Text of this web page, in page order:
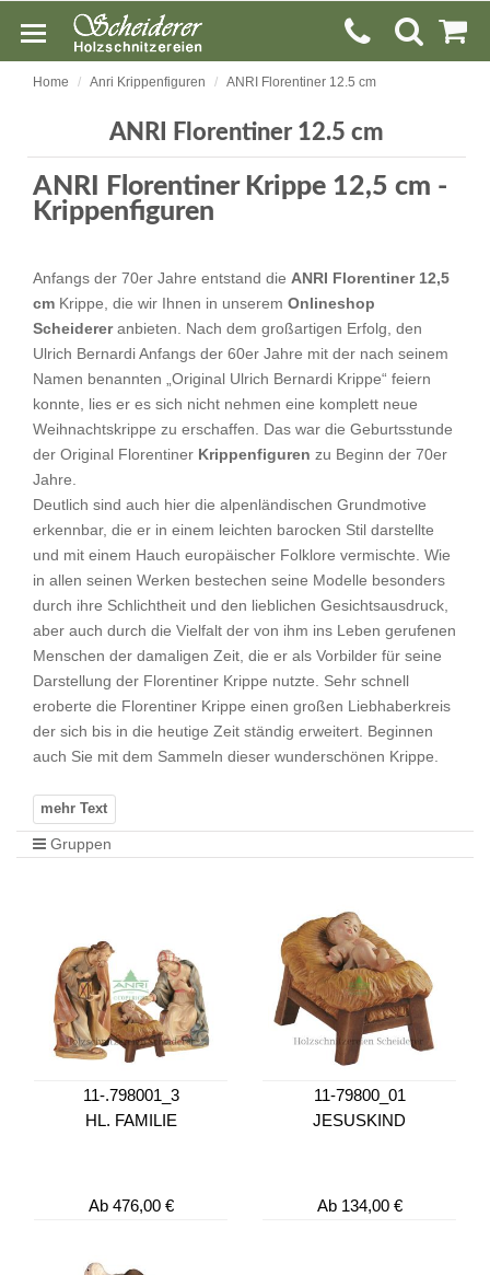
Home Anri Krippenfiguren ANRI Florentiner 12.5 cm
ANRI Florentiner 12.5 cm
ANRI Florentiner Krippe 12,5 cm -
Krippenfiguren
Anfangs der 70er Jahre entstand die ANRI Florentiner 12,5
cm Krippe, die wir Ihnen in unserem Onlineshop
Scheidereranbieten. Nach dem großartigen Erfolg, den
Ulrich Bernardi Anfangs der 60er Jahre mit der nach seinem
Namen benannten „Original Ulrich Bernardi Krippe“ feiern
konnte, lies er es sich nicht nehmen eine komplett neue
Weihnachtskrippe zu erschaffen. Das war die Geburtsstunde
der Original Florentiner Krippenfiguren zu Beginn der 70er
Jahre.
Deutlich sind auch hier die alpenländischen Grundmotive
erkennbar, die er in einem leichten barocken Stil darstellte
und mit einem Hauch europäischer Folklore vermischte. Wie
in allen seinen Werken bestechen seine Modelle besonders
durch ihre Schlichtheit und den lieblichen Gesichtsausdruck,
aber auch durch die Vielfalt der von ihm ins Leben gerufenen
Menschen der damaligen Zeit, die er als Vorbilder für seine
Darstellung der Florentiner Krippe nutzte. Sehr schnell
eroberte die Florentiner Krippe einen großen Liebhaberkreis
der sich bis in die heutige Zeit ständig erweitert. Beginnen
auch Sie mit dem Sammeln dieser wunderschönen Krippe.
Gruppen
11-.798001_3
HL. FAMILIE
Ab476,00 €
11-79800_01
JESUSKIND
Ab134,00 €